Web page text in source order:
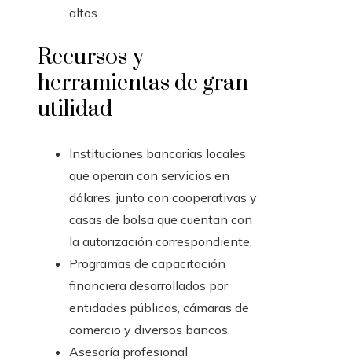
altos.
Recursos y
herramientas de gran
utilidad
Instituciones bancarias locales
que operan con servicios en
dólares, junto con cooperativas y
casas de bolsa que cuentan con
la autorización correspondiente.
Programas de capacitación
financiera desarrollados por
entidades públicas, cámaras de
comercio y diversos bancos.
Asesoría profesional